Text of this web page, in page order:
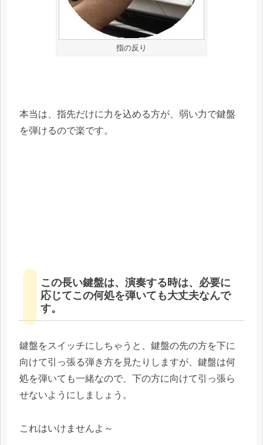
指の反り
本当は、指先だけに力を込める方が、弱い力で鍵盤
を弾けるので楽です。
この長い鍵盤は、演奏する時は、必要に
応じてこの何処を弾いても大丈夫なんで
す。
鍵盤をスイッチにしちゃうと、鍵盤の先の方を下に
向けて引っ張る弾き方を見たりしますが、鍵盤は何
処を弾いても一緒なので、下の方に向けて引っ張ら
せないようにしましょう。
これはいけませんよ～